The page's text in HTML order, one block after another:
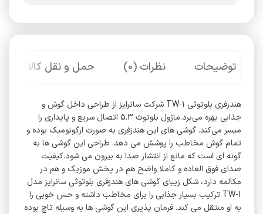
توضیحات نظرات (0) حمل و نقل کالا
هندزفری بلوتوثی TW-1 شرکت سانرایز از طراحی داخل گوش و
جذابی بهره می‌برد.ماژول بلوتوث 5.3 اتصال سریع و پایداری را
میسر می‌کند. گوشی های این هندزفری به صورت ارگونومیک بوده و
تمام گوش مخاطب را پوشش می دهد. طراحی این گوشی ها به
گونه ای است که مانع از انتشار صدا به بیرون می شود.کیفیت
صدای فوق العاده و کاملا واضح هم در پخش موزیک و هم در
مکالمه دارد، شکل زیبای گوشی های هندزفری بلوتوثی سانرایز مدل
TW-1 ترکیب بسیار جذابی را برای مخاطب داشته و حس خوبی را
به او منتقل می کند. فرمان پذیری این گوشی ها به وسیله تاچ بوده